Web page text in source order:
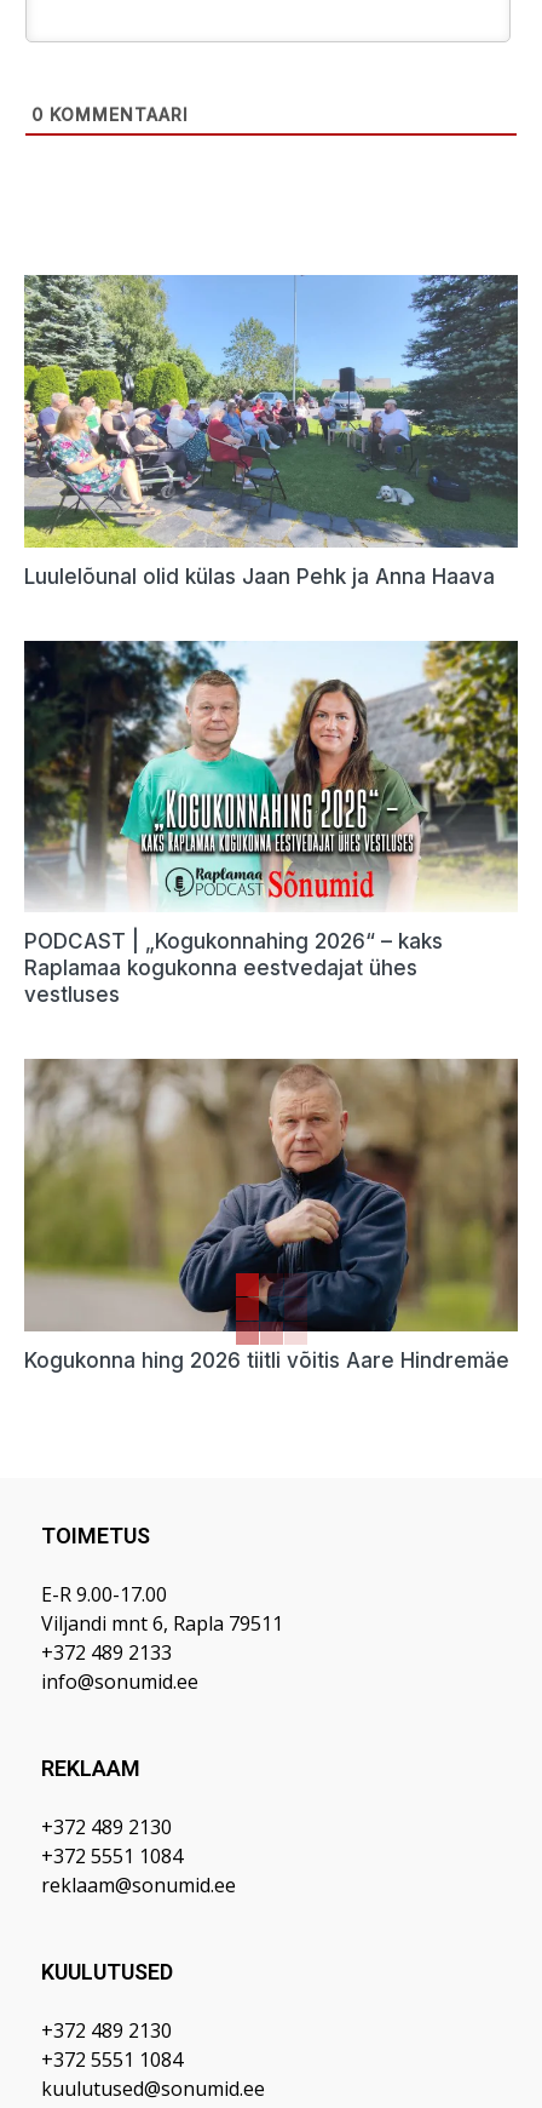
0 KOMMENTAARI
Luulelõunal olid külas Jaan Pehk ja Anna Haava
PODCAST | „Kogukonnahing 2026“ – kaks
Raplamaa kogukonna eestvedajat ühes
vestluses
Kogukonna hing 2026 tiitli võitis Aare Hindremäe
TOIMETUS
E-R 9.00-17.00
Viljandi mnt 6, Rapla 79511
+372 489 2133
info@sonumid.ee
REKLAAM
+372 489 2130
+372 5551 1084
reklaam@sonumid.ee
KUULUTUSED
+372 489 2130
+372 5551 1084
kuulutused@sonumid.ee